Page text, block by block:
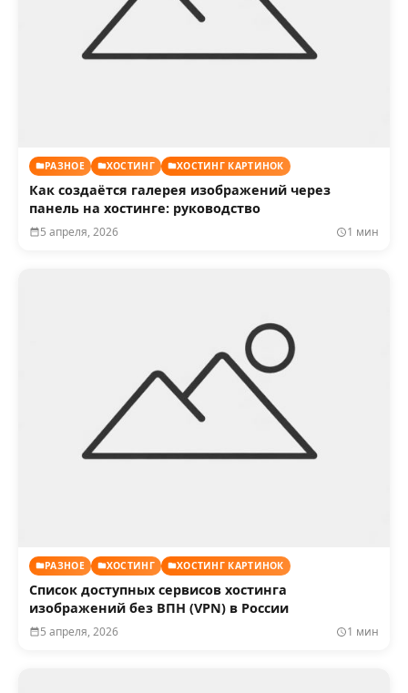
РАЗНОЕ ХОСТИНГ ХОСТИНГ КАРТИНОК
Как создаётся галерея изображений через
панель на хостинге: руководство
5 апреля, 2026 1 мин
РАЗНОЕ ХОСТИНГ ХОСТИНГ КАРТИНОК
Список доступных сервисов хостинга
изображений без ВПН (VPN) в России
5 апреля, 2026 1 мин